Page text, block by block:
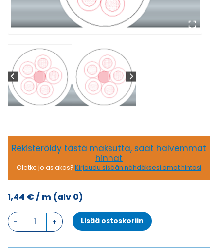
Rekisteröidy tästä maksutta, saat halvemmat
hinnat
Oletko jo asiakas? Kirjaudu sisään nähdäksesi omat hintasi
1,44 €/ m (alv 0)
Ohjauskaapeli
ÖPVC-
3G0,75
Lisää ostoskoriin